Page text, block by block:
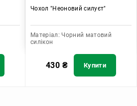
Чохол "Неоновий силуєт"
Матеріал: Чорний матовий
силікон
430 ₴ Купити